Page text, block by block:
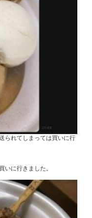
られてしまっては買いに行
いに行きました。